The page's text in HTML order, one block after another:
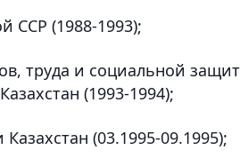
ССР (1988-1993);
труда и социальной
(1993-1994);
(03.1995-09.1995);